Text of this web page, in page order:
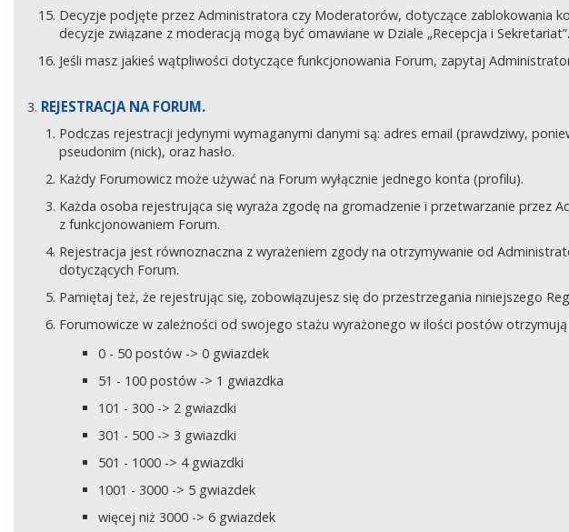
Decyzje podjęte przez Administratora czy Moderatorów, dotyczące zablokowania
decyzje związane z moderacją mogą być omawiane w Dziale „Recepcja i Sekretariat”.
Jeśli masz jakieś wątpliwości dotyczące funkcjonowania Forum, zapytaj
REJESTRACJA NA FORUM.
Podczas rejestracji jedynymi wymaganymi danymi są: adres email (prawdziwy,
pseudonim (nick), oraz hasło.
Każdy Forumowicz może używać na Forum wyłącznie jednego konta (profilu).
Każda osoba rejestrująca się wyraża zgodę na gromadzenie i przetwarzanie przez
z funkcjonowaniem Forum.
Rejestracja jest równoznaczna z wyrażeniem zgody na otrzymywanie od
dotyczących Forum.
Pamiętaj też, że rejestrując się, zobowiązujesz się do przestrzegania niniejszego
Forumowicze w zależności od swojego stażu wyrażonego w ilości postów
0 - 50 postów -> 0 gwiazdek
51 - 100 postów -> 1 gwiazdka
101 - 300 -> 2 gwiazdki
301 - 500 -> 3 gwiazdki
501 - 1000 -> 4 gwiazdki
1001 - 3000 -> 5 gwiazdek
więcej niż 3000 -> 6 gwiazdek